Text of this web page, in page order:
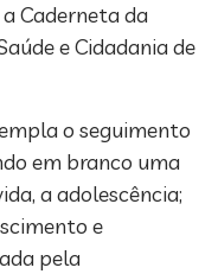
Caderneta da
e Cidadania de
o seguimento
em branco uma
a adolescência;
e
pela